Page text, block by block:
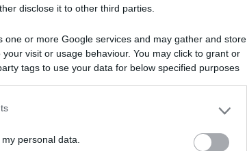
disclose it to other third parties.
one or more Google services and may gather and store
visit or usage behaviour. You may click to grant or
tags to use your data for below specified purposes
personal data.